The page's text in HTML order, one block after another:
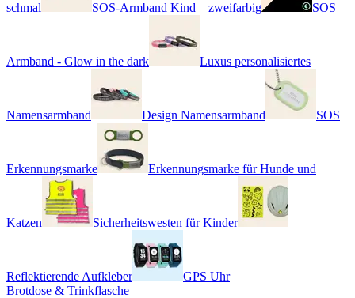
schmal SOS-Armband Kind – zweifarbig SOS
Armband - Glow in the dark Luxus personalisiertes
Namensarmband Design Namensarmband SOS
Erkennungsmarke Erkennungsmarke für Hunde und
Katzen Sicherheitswesten für Kinder
Reflektierende Aufkleber
GPS Uhr
Brotdose & Trinkflasche